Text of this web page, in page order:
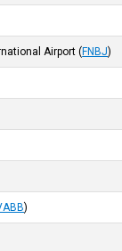
Airport (FNBJ)
)